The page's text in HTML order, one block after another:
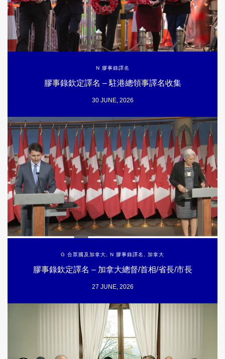
N 膠事錄譯名
膠事錄欽定譯名 – 駐港總領事譯名收集
30 JUNE, 2026
G 合眾國及加拿大 N 膠事錄譯名 加拿大
膠事錄欽定譯名 – 加拿大總督/首相/省長/市長
27 JUNE, 2026